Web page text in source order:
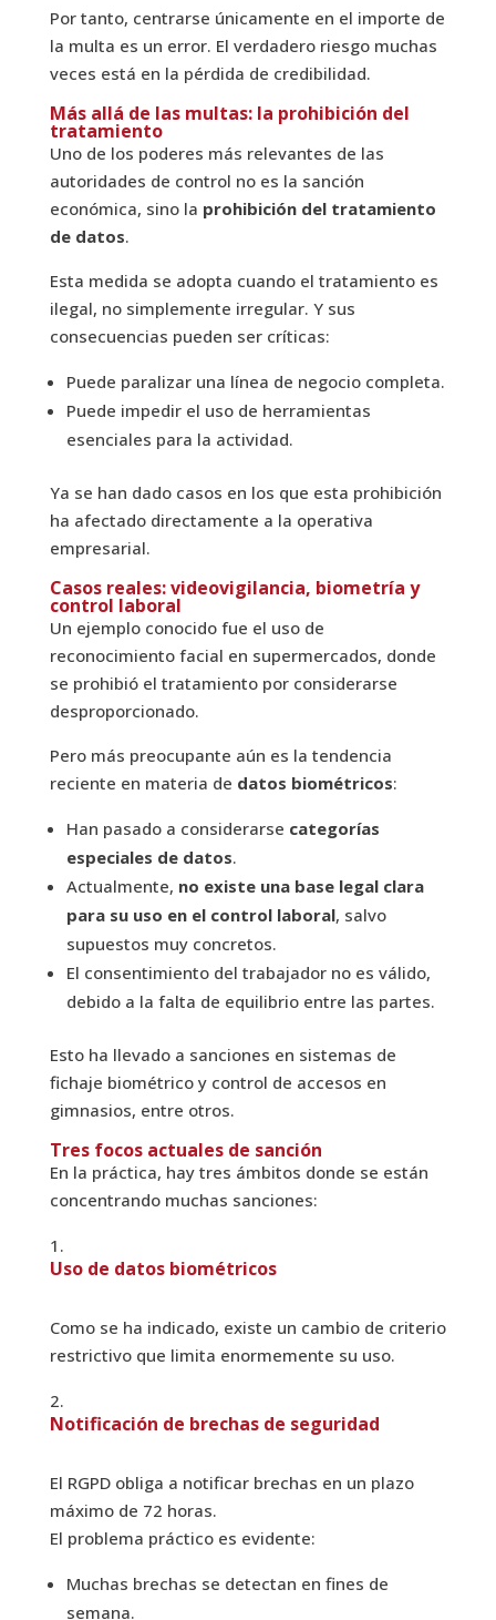
Por tanto, centrarse únicamente en el importe de
la multa es un error. El verdadero riesgo muchas
veces está en la pérdida de credibilidad.
Más allá de las multas: la prohibición del
tratamiento
Uno de los poderes más relevantes de las
autoridades de control no es la sanción
económica, sino la prohibición del tratamiento
de datos.
Esta medida se adopta cuando el tratamiento es
ilegal, no simplemente irregular. Y sus
consecuencias pueden ser críticas:
Puede paralizar una línea de negocio completa.
Puede impedir el uso de herramientas
esenciales para la actividad.
Ya se han dado casos en los que esta prohibición
ha afectado directamente a la operativa
empresarial.
Casos reales: videovigilancia, biometría y
control laboral
Un ejemplo conocido fue el uso de
reconocimiento facial en supermercados, donde
se prohibió el tratamiento por considerarse
desproporcionado.
Pero más preocupante aún es la tendencia
reciente en materia de datos biométricos:
Han pasado a considerarse categorías
especiales de datos.
Actualmente, no existe una base legal clara
para su uso en el control laboral, salvo
supuestos muy concretos.
El consentimiento del trabajador no es válido,
debido a la falta de equilibrio entre las partes.
Esto ha llevado a sanciones en sistemas de
fichaje biométrico y control de accesos en
gimnasios, entre otros.
Tres focos actuales de sanción
En la práctica, hay tres ámbitos donde se están
concentrando muchas sanciones:
Uso de datos biométricos
Como se ha indicado, existe un cambio de criterio
restrictivo que limita enormemente su uso.
Notificación de brechas de seguridad
El RGPD obliga a notificar brechas en un plazo
máximo de 72 horas.
El problema práctico es evidente:
Muchas brechas se detectan en fines de
semana.